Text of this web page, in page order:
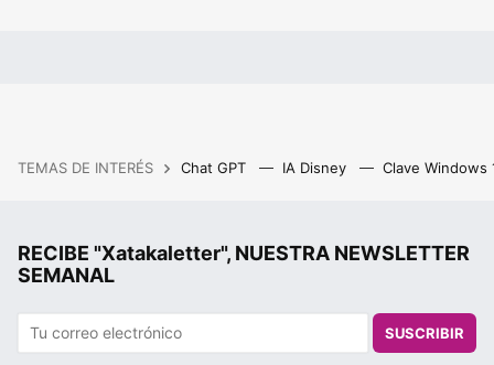
TEMAS DE INTERÉS Chat GPT IA Disney Clave Windows
RECIBE "Xatakaletter", NUESTRA NEWSLETTER
SEMANAL
SUSCRIBIR